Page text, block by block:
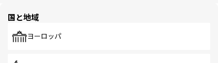
で、ホーカーズは地元の風情を楽しめる外せないスポット
国と地域
ヨーロッパ